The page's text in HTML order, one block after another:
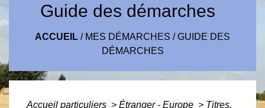
Guide des démarches
ACCUEIL / MES DÉMARCHES /GUIDE DES
DÉMARCHES
Accueil particuliers > Étranger - Europe > Titres,